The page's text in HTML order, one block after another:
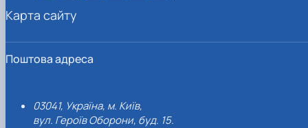
Поштова адреса
03041, Україна, м. Київ,
вул. Героїв Оборони, буд. 15.
Карта сайту